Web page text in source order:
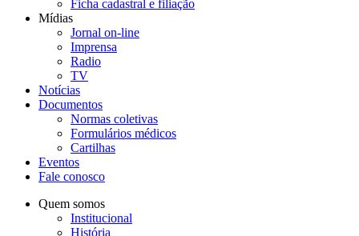
Ficha cadastral e filiação
Mídias
Jornal on-line
Imprensa
Radio
TV
Notícias
Documentos
Normas coletivas
Formulários médicos
Cartilhas
Eventos
Fale conosco
Quem somos
Institucional
História